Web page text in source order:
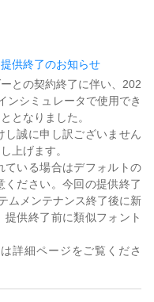
供終了のお知らせ
との契約終了に伴い、202
ンシミュレータで使用でき
となりました。
し誠に申し訳ございません
上げます。
ている場合はデフォルトの
ださい。今回の提供終了
ムメンテナンス終了後に新
供終了前に類似フォント
詳細ページをご覧くださ